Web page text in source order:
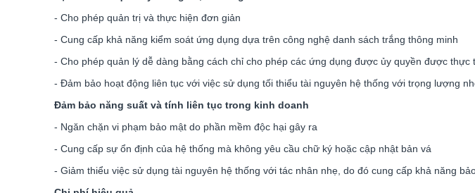
- Cho phép quản trị và thực hiện đơn giản
- Cung cấp khả năng kiểm soát ứng dụng dựa trên công nghệ danh sách trắng thông minh
- Cho phép quản lý dễ dàng bằng cách chỉ cho phép các ứng dụng được ủy quyền được thực
- Đảm bảo hoạt động liên tục với việc sử dụng tối thiểu tài nguyên hệ thống với trọng lượng
Đảm bảo năng suất và tính liên tục trong kinh doanh
- Ngăn chặn vi phạm bảo mật do phần mềm độc hại gây ra
- Cung cấp sự ổn định của hệ thống mà không yêu cầu chữ ký hoặc cập nhật bản vá
- Giảm thiểu việc sử dụng tài nguyên hệ thống với tác nhân nhẹ, do đó cung cấp khả năng